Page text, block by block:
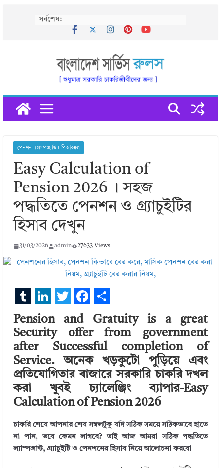
সর্বশেষ:
পেনশন । লাম্পগ্র্যান্ট I পিআরএল
Easy Calculation of
Pension 2026 । সহজ
পদ্ধতিতে পেনশন ও গ্র্যাচুইটির
হিসাব দেখুন
31/03/2026 admin 27633 Views
T
u
m
b
l
r
L
i
n
k
e
I
n
T
w
i
t
t
e
r
F
a
c
e
b
o
k
S
h
a
r
e
Pension and Gratuity is a great
Security offer from government
after Successful completion of
Service. অনেক খড়কুটো পুড়িয়ে এবং
প্রতিযোগিতার বাজারে সরকারি চাকরি দখল
করা খুবই চ্যালেঞ্জিং ব্যাপার-Easy
Calculation of Pension 2026
চাকরি শেষে আপনার শেষ সম্বলটুকু যদি সঠিক সময়ে সঠিকভাবে হাতে
না পান, তবে কেমন লাগবে? তাই আজ আমরা সঠিক পদ্ধতিতে
ল্যাম্পগ্রান্ট, গ্র্যাচুইটি ও পেনশনের হিসাব নিয়ে আলোচনা করবো